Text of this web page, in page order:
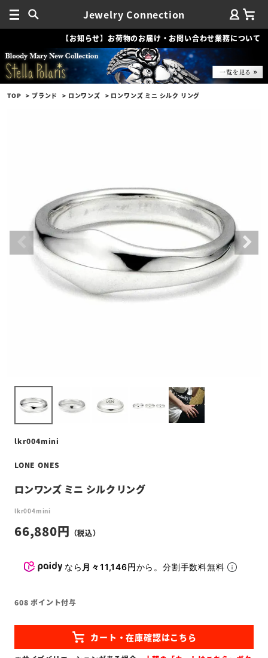
Jewelry Connection
【お知らせ】お荷物のお届け・お問い合わせ業務について
TOP ブランド ロンワンズ ロンワンズ ミニ シルク リング
lkr004mini
LONE ONES
ロンワンズ ミニ シルク リング
lkr004mini
66,880
なら 月々11,146円から。分割手数料無料
608 ポイント付与